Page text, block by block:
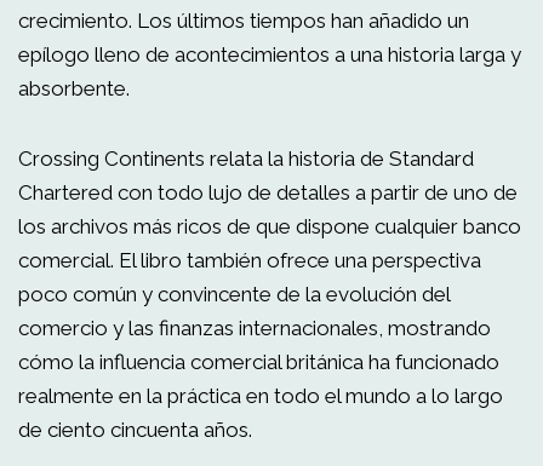
crecimiento. Los últimos tiempos han añadido un
epílogo lleno de acontecimientos a una historia larga y
absorbente.
Crossing Continents relata la historia de Standard
Chartered con todo lujo de detalles a partir de uno de
los archivos más ricos de que dispone cualquier banco
comercial. El libro también ofrece una perspectiva
poco común y convincente de la evolución del
comercio y las finanzas internacionales, mostrando
cómo la influencia comercial británica ha funcionado
realmente en la práctica en todo el mundo a lo largo
de ciento cincuenta años.